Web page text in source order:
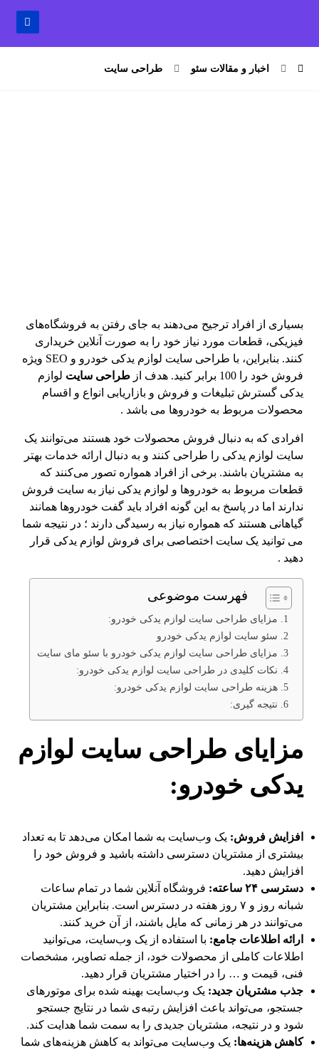
اخبار و مقالات سئو طراحی سایت
بسیاری از افراد ترجیح می‌دهند به جای رفتن به فروشگاه‌های
فیزیکی، قطعات مورد نیاز خود را به صورت آنلاین خریداری
کنند. بنابراین، با طراحی سایت لوازم یدکی خودرو و SEO ویژه
فروش خود را 100 برابر کنید. هدف از
طراحی سایت لوازم
یدکی گسترش تبلیغات و فروش و بازاریابی انواع و اقسام
محصولات مربوط به خودروها می باشد .
افرادی که به دنبال فروش محصولات خود هستند می‌توانند یک
سایت لوازم یدکی را طراحی کنند و به دنبال ارائه خدمات بهتر
به مشتریان باشند. برخی از افراد همواره تصور می‌کنند که
قطعات مربوط به خودروها و لوازم یدکی نیاز به سایت فروش
ندارند اما در پاسخ به این گونه افراد باید گفت خودروها همانند
گیاهانی هستند که همواره نیاز به رسیدگی دارند ؛ در نتیجه شما
می توانید یک سایت اختصاصی برای فروش لوازم یدکی قرار
دهید .
فهرست موضوعی
مزایای طراحی سایت لوازم یدکی خودرو:
سئو سایت لوازم یدکی خودرو
مزایای طراحی سایت لوازم یدکی خودرو با سئو مای سایت
نکات کلیدی در طراحی سایت لوازم یدکی خودرو:
هزینه طراحی سایت لوازم یدکی خودرو:
نتیجه گیری:
مزایای طراحی سایت لوازم
یدکی خودرو:
افزایش فروش: یک وب‌سایت به شما امکان می‌دهد تا به تعداد
بیشتری از مشتریان دسترسی داشته باشید و فروش خود را
افزایش دهید.
دسترسی ۲۴ ساعته:
فروشگاه آنلاین شما در تمام ساعات
شبانه روز و ۷ روز هفته در دسترس است. بنابراین مشتریان
می‌توانند در هر زمانی که مایل باشند، از آن خرید کنند.
ارائه اطلاعات جامع: با استفاده از یک وب‌سایت، می‌توانید
اطلاعات کاملی از محصولات خود، از جمله تصاویر، مشخصات
فنی، قیمت و … را در اختیار مشتریان قرار دهید.
جذب مشتریان جدید: یک وب‌سایت بهینه شده برای موتورهای
جستجو، می‌تواند باعث افزایش رتبه‌ی شما در نتایج جستجو
شود و در نتیجه، مشتریان جدیدی را به سمت شما هدایت کند.
کاهش هزینه‌ها: یک وب‌سایت می‌تواند به کاهش هزینه‌های شما